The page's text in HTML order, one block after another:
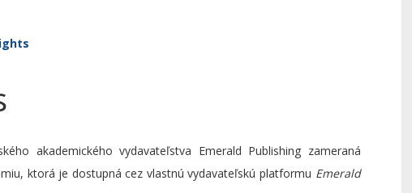
akademického vydavateľstva Emerald Publishing zameraná
ktorá je dostupná cez vlastnú vydavateľskú platformu Emerald